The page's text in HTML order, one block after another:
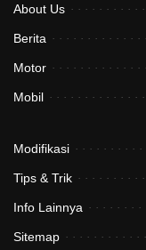
About Us
Berita
Motor
Mobil
Modifikasi
Tips & Trik
Info Lainnya
Sitemap